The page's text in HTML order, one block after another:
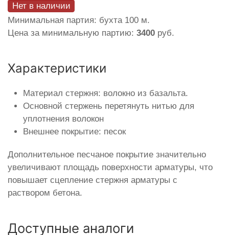
Нет в наличии
Минимальная партия: бухта 100 м.
Цена за минимальную партию: 3400 руб.
Характеристики
Материал стержня: волокно из базальта.
Основной стержень перетянуть нитью для
уплотнения волокон
Внешнее покрытие: песок
Дополнительное песчаное покрытие значительно
увеличивают площадь поверхности арматуры, что
повышает сцепление стержня арматуры с
раствором бетона.
Доступные аналоги